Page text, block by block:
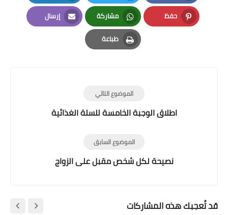
Facebook
Twitter
LinkedIn
حفظ
Pinterest
مشاركة
Whatsapp
إرسال
Email
طباعة
Print
الموضوع التالي
اطلاق الوجبة الخامسة للسلة الغذائية
الموضوع السابق
نصيحة لكل شخص مقبل على الزواج
قد تُعجبك هذه المشاركات